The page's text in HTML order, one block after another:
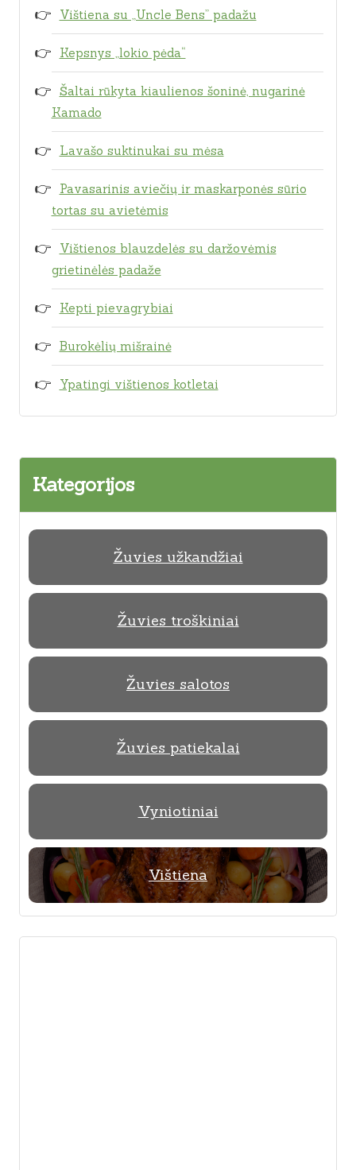
Vištiena su „Uncle Bens” padažu
Kepsnys „lokio pėda“
Šaltai rūkyta kiaulienos šoninė, nugarinė
Kamado
Lavašo suktinukai su mėsa
Pavasarinis aviečių ir maskarponės sūrio
tortas su avietėmis
Vištienos blauzdelės su daržovėmis
grietinėlės padaže
Kepti pievagrybiai
Burokėlių mišrainė
Ypatingi vištienos kotletai
Kategorijos
Žuvies užkandžiai
Žuvies troškiniai
Žuvies salotos
Žuvies patiekalai
Vyniotiniai
Vištiena